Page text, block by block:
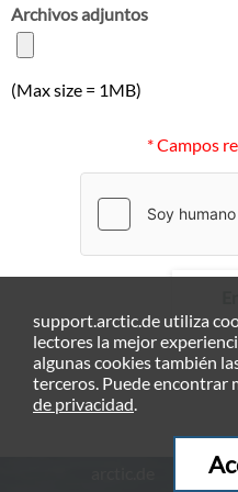
Archivos adjuntos
(Max size = 1MB)
* Campos
support.arctic.de utiliza
lectores la mejor
algunas cookies también
terceros. Puede encontrar
de privacidad.